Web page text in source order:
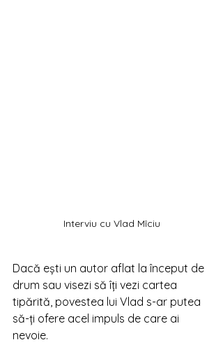
Interviu cu Vlad Mîciu
Dacă ești un autor aflat la început de
drum sau visezi să îți vezi cartea
tipărită, povestea lui Vlad s-ar putea
să-ți ofere acel impuls de care ai
nevoie.